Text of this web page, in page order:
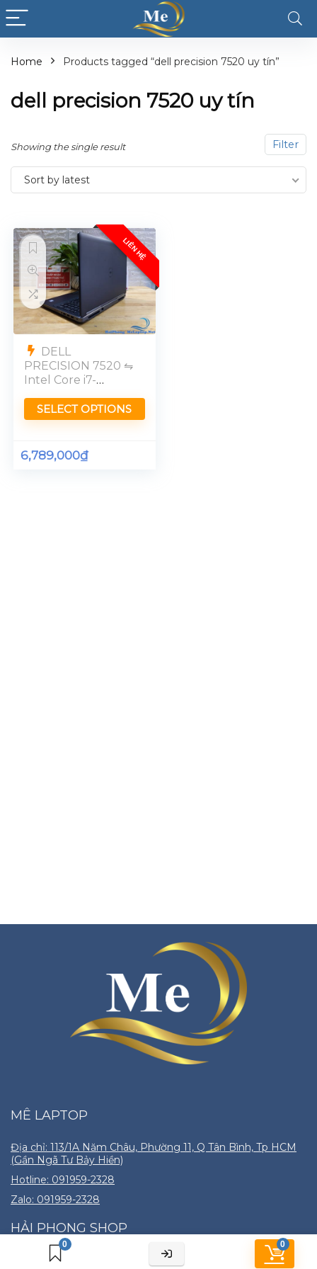
0 0
Home Products tagged “dell precision 7520 uy tín”
dell precision 7520 uy tín
Filter
Showing the single result
Sort by latest
LIÊN HỆ
DELL
PRECISION 7520 ⇋
Intel Core i7-
SELECT OPTIONS
6,789,000₫
MÊ LAPTOP
Địa chỉ: 113/1A Năm Châu, Phường 11, Q Tân Bình, Tp HCM
(Gần Ngã Tư Bảy Hiền)
Hotline: 091959-2328
Zalo: 091959-2328
HẢI PHONG SHOP
Cửa hàng